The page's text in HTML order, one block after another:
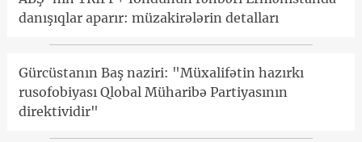
danışıqlar aparır: müzakirələrin detalları
Gürcüstanın Baş naziri: "Müxalifətin hazırkı
rusofobiyası Qlobal Müharibə Partiyasının
direktividir"